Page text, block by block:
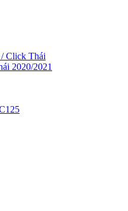
Click Thái
2020/2021